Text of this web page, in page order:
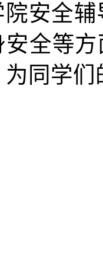
院安全
安全等
为 同学们